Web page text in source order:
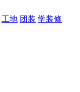
工地 团装 学装修